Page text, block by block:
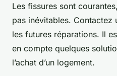
Les fissures sont
pas inévitables.
les futures réparations. Il
en compte quelques
l’achat d’un logement.